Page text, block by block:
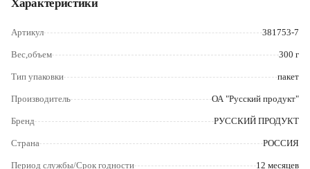
Рыбинск
Северодвинск
Череповец
Характеристики
Артикул 381753-7
Вес,объем 300 г
Тип упаковки пакет
Производитель ОА "Русский продукт"
Бренд РУССКИЙ ПРОДУКТ
Страна РОССИЯ
Период службы/Срок годности 12 месяцев